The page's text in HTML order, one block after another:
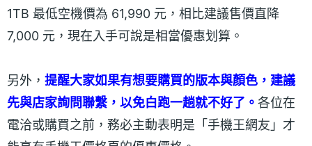
1TB 最低空機價為 61,990 元，相比建議售價直降
7,000 元，現在入手可說是相當優惠划算。
另外， 提醒大家如果有想要購買的版本與顏色，建議
先與店家詢問聯繫，以免白跑一趟就不好了。 各位在
電洽或購買之前，務必主動表明是「手機王網友」才